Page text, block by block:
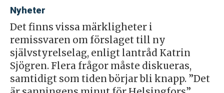
Nyheter
Det finns vissa märkligheter i
remissvaren om förslaget till ny
självstyrelselag, enligt lantråd Katrin
Sjögren. Flera frågor måste diskueras,
samtidigt som tiden börjar bli knapp. ”Det